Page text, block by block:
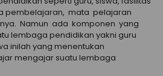
pembelajaran, mata pelajaran
Namun ada komponen yang
lembaga pendidikan yakni guru
inilah yang menentukan
mengajar suatu lembaga